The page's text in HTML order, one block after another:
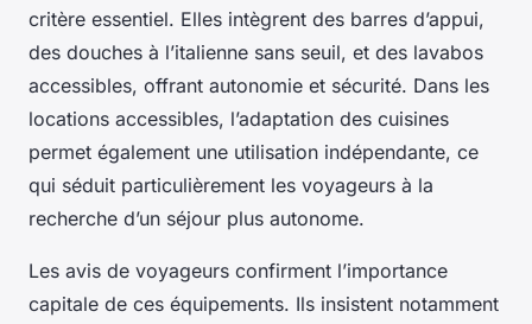
critère essentiel. Elles intègrent des barres d’appui,
des douches à l’italienne sans seuil, et des lavabos
accessibles, offrant autonomie et sécurité. Dans les
locations accessibles, l’adaptation des cuisines
permet également une utilisation indépendante, ce
qui séduit particulièrement les voyageurs à la
recherche d’un séjour plus autonome.
Les avis de voyageurs confirment l’importance
capitale de ces équipements. Ils insistent notamment